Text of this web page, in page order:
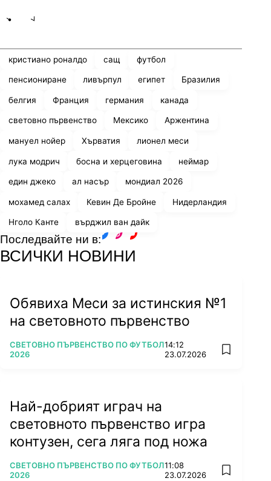
кристиано роналдо сащ футбол
пенсиониране ливърпул египет Бразилия
белгия Франция германия канада
световно първенство Мексико Аржентина
мануел нойер Хърватия лионел меси
лука модрич босна и херцеговина неймар
един джеко ал насър мондиал 2026
мохамед салах Кевин Де Бройне Нидерландия
Нголо Канте върджил ван дайк
Последвайте ни в:
ВСИЧКИ НОВИНИ
Обявиха Меси за истинския №1
на световното първенство
ПОВЕЧЕ ОТ
СВЕТОВНО ПЪРВЕНСТВО ПО ФУТБОЛ
2026
14:12
23.07.2026
add
Най-добрият играч на
световното първенство игра
контузен, сега ляга под ножа
ПОВЕЧЕ ОТ
СВЕТОВНО ПЪРВЕНСТВО ПО ФУТБОЛ
2026
11:08
23.07.2026
add